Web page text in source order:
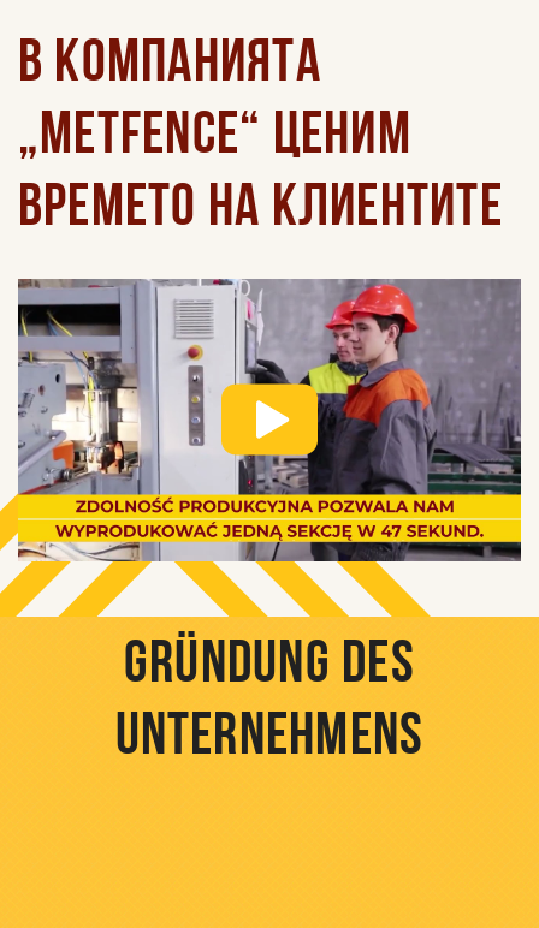
В КОМПАНИЯТА
„METFENCE“ ЦЕНИМ
ВРЕМЕТО НА КЛИЕНТИТЕ
GRÜNDUNG DES
UNTERNEHMENS